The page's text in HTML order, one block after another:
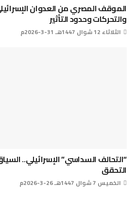
الموقف المصري من العدوان
والتحركات وحدود التأثير
الثلاثاء 12 شوال 1447هـ 31-3-2026م
“التحالف السداسي” الإسرائيلي..
التحقق
الخميس 7 شوال 1447هـ 26-3-2026م